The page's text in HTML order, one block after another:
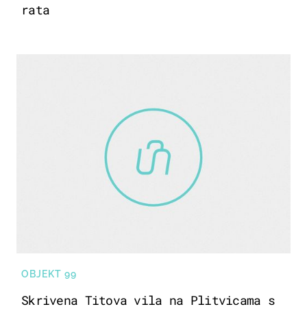
rata
OBJEKT 99
Skrivena Titova vila na Plitvicama s